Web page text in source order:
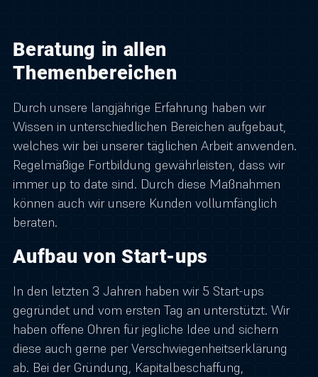
Beratung in allen
Themenbereichen
Durch unsere langjährige Erfahrung haben wir
Wissen in unterschiedlichen Bereichen aufgebaut,
welches wir bei unserer täglichen Arbeit anwenden.
Regelmäßige Fortbildung gewährleisten, dass wir
immer up to date sind. Durch diese Maßnahmen
können auch wir unsere Kunden vollumfänglich
beraten.
Aufbau von Start-ups
In den letzten 3 Jahren haben wir 5 Start-ups
gegründet und vom ersten Tag an unterstützt. Wir
haben offene Ohren für jegliche Idee und sichern
diese auch gerne per Verschwiegenheitserklärung
ab. Bei der Gründung, Kapitalbeschaffung,